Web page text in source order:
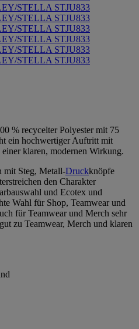
% recycelter Polyester mit 75
ein hochwertiger Auftritt mit
klaren, modernen Wirkung.
mit Steg, Metall-Druckknöpfe
den Charakter
und Ecotex und
Wahl für Shop, Teamwear und
für Teamwear und Merch sehr
zu Teamwear, Merch und klaren